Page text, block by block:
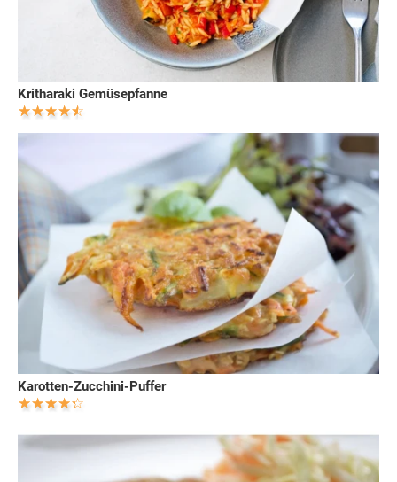
Kritharaki Gemüsepfanne
Karotten-Zucchini-Puffer